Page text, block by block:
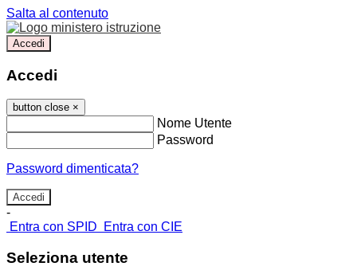
Salta al contenuto
Accedi
Accedi
button close ×
Nome Utente
Password
Password dimenticata?
-
Entra con SPID
Entra con CIE
Seleziona utente